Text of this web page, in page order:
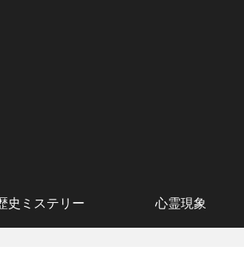
史ミステリー 心霊現象